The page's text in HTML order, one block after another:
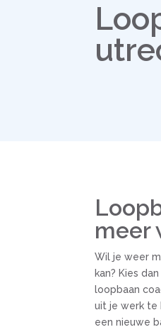
meer
Wil je weer
kan? Kies
loopbaan
uit je werk te
een nieuwe